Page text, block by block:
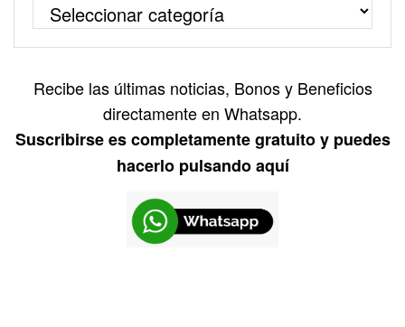
Recibe las últimas noticias, Bonos y Beneficios
directamente en Whatsapp.
Suscribirse es completamente gratuito y puedes
hacerlo pulsando aquí